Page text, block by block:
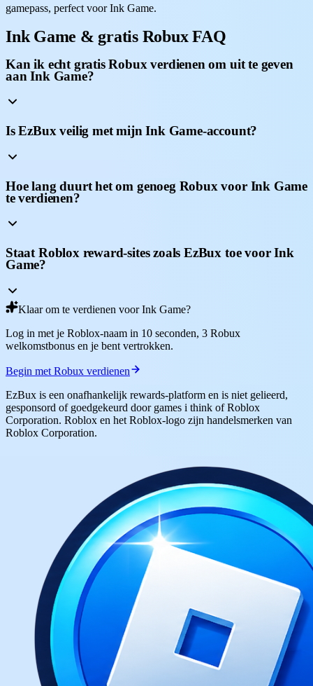
gamepass, perfect voor Ink Game.
Ink Game & gratis Robux FAQ
Kan ik echt gratis Robux verdienen om uit te geven
aan Ink Game?
Is EzBux veilig met mijn Ink Game-account?
Hoe lang duurt het om genoeg Robux voor Ink Game
te verdienen?
Staat Roblox reward-sites zoals EzBux toe voor Ink
Game?
Klaar om te verdienen voor Ink Game?
Log in met je Roblox-naam in 10 seconden, 3 Robux
welkomstbonus en je bent vertrokken.
Begin met Robux verdienen
EzBux is een onafhankelijk rewards-platform en is niet gelieerd,
gesponsord of goedgekeurd door games i think of Roblox
Corporation. Roblox en het Roblox-logo zijn handelsmerken van
Roblox Corporation.